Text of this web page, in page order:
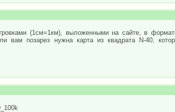
(1см=1км), выложенными на сайте, в
вам позарез нужна карта из квадрата N-40,